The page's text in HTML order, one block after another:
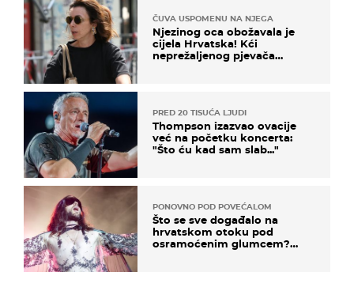
ČUVA USPOMENU NA NJEGA
Njezinog oca obožavala je
cijela Hrvatska! Kći
neprežaljenog pjevača
PRED 20 TISUĆA LJUDI
Thompson izazvao ovacije
već na početku koncerta:
"Što ću kad sam slab..."
PONOVNO POD POVEĆALOM
Što se sve događalo na
hrvatskom otoku pod
osramoćenim glumcem?